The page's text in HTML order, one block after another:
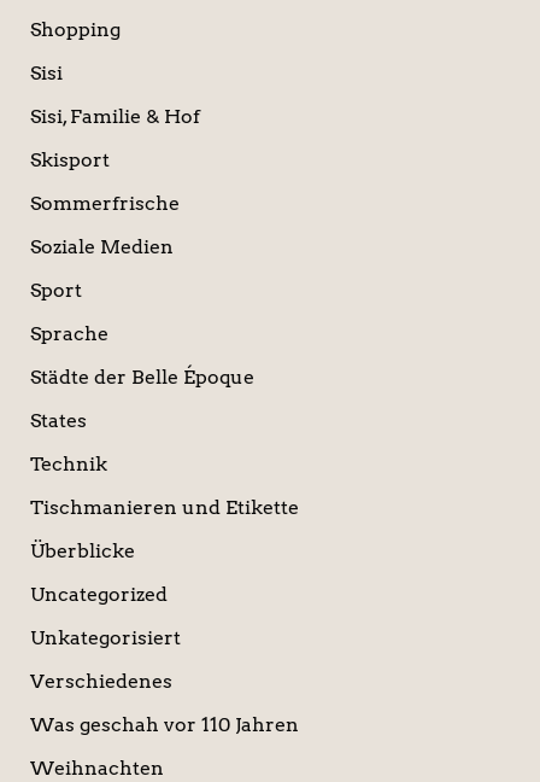
Shopping
Sisi
Sisi, Familie & Hof
Skisport
Sommerfrische
Soziale Medien
Sport
Sprache
Städte der Belle Époque
States
Technik
Tischmanieren und Etikette
Überblicke
Uncategorized
Unkategorisiert
Verschiedenes
Was geschah vor 110 Jahren
Weihnachten